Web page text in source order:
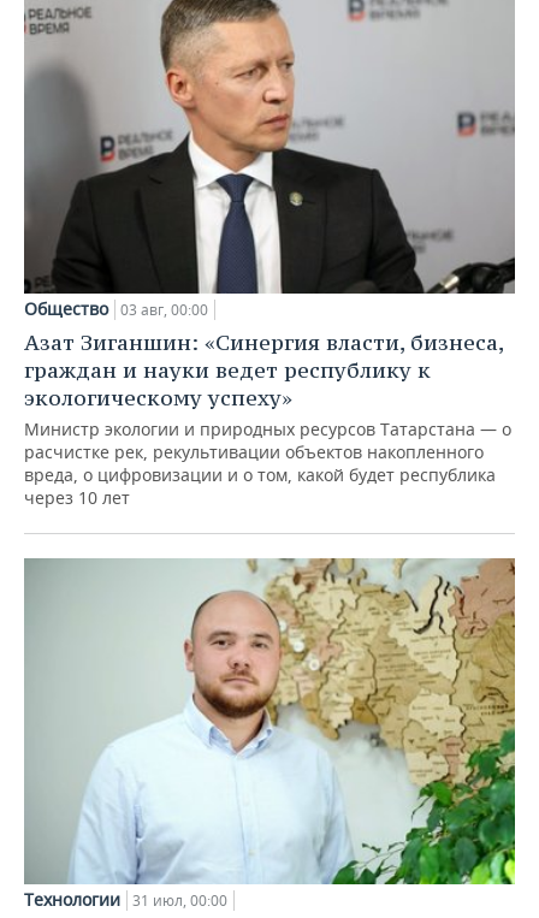
Общество 03 авг, 00:00
Азат Зиганшин: «Синергия власти, бизнеса,
граждан и науки ведет республику к
экологическому успеху»
Министр экологии и природных ресурсов Татарстана — о
расчистке рек, рекультивации объектов накопленного
вреда, о цифровизации и о том, какой будет республика
через 10 лет
Технологии 31 июл, 00:00